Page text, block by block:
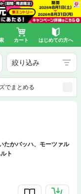
カート はじめての方へ
絞り込み
でまとめる
たかバッハ、モーツァル
ト